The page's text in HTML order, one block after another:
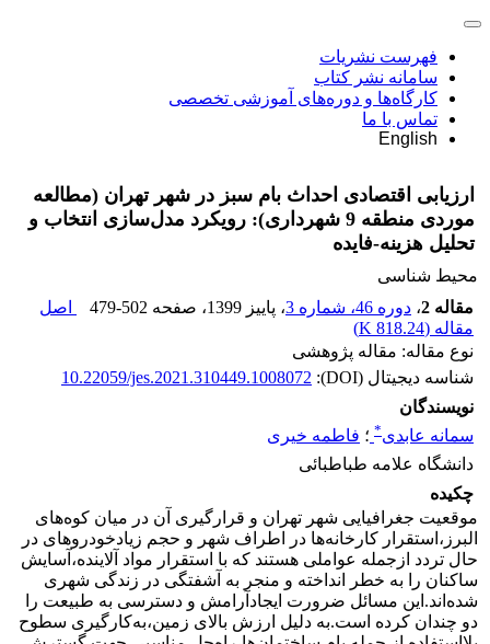
فهرست نشریات
سامانه نشر کتاب
کارگاه‌ها و دوره‌های آموزشی تخصصی
تماس با ما
English
ارزیابی اقتصادی احداث بام سبز در شهر تهران (مطالعه
موردی منطقه 9 شهرداری): رویکرد مدل‌سازی انتخاب و
تحلیل هزینه-فایده
محیط شناسی
مقاله 2
، دوره 46، شماره 3 ، پاییز 1399 ، صفحه 479-502
اصل
مقاله (818.24 K
)
نوع مقاله: مقاله پژوهشی
شناسه دیجیتال (DOI):
10.22059/jes.2021.310449.1008072
نویسندگان
سمانه عابدی* ؛ فاطمه خیری
دانشگاه علامه طباطبائی
چکیده
موقعیت جغرافیایی شهر تهران و قرارگیری آن در میان کوه‌های
البرز،استقرار کارخانه‌ها در اطراف شهر و حجم زیادخودروهای در
حال تردد ازجمله عواملی هستند که با استقرار مواد آلاینده،آسایش
ساکنان را به خطر انداخته‌ و منجر به آشفتگی در زندگی شهری
شده‌اند.این مسائل ضرورت ایجادآرامش و دسترسی به طبیعت را
دو چندان کرده است.به دلیل ارزش بالای زمین،به‌کارگیری سطوح